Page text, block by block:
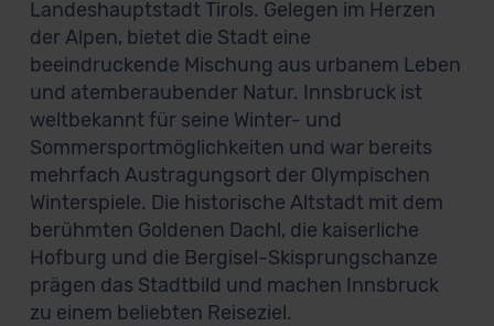
Landeshauptstadt Tirols. Gelegen im Herzen
der Alpen, bietet die Stadt eine
beeindruckende Mischung aus urbanem Leben
und atemberaubender Natur. Innsbruck ist
weltbekannt für seine Winter- und
Sommersportmöglichkeiten und war bereits
mehrfach Austragungsort der Olympischen
Winterspiele. Die historische Altstadt mit dem
berühmten Goldenen Dachl, die kaiserliche
Hofburg und die Bergisel-Skisprungschanze
prägen das Stadtbild und machen Innsbruck
zu einem beliebten Reiseziel.